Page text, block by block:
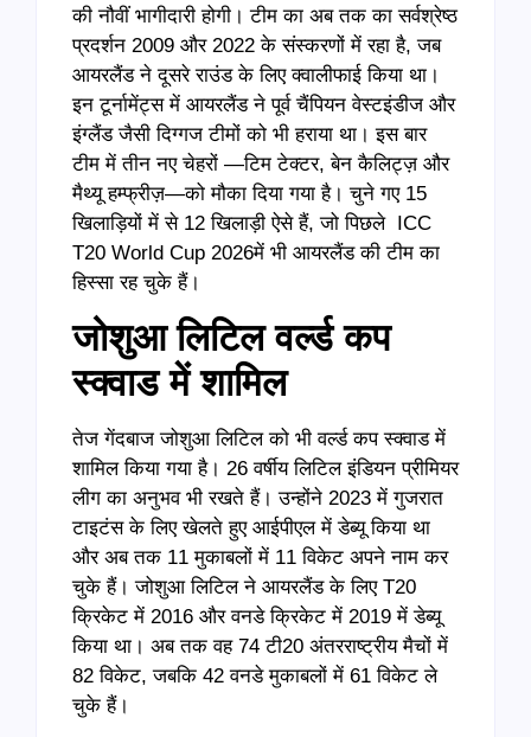
की नौवीं भागीदारी होगी। टीम का अब तक का सर्वश्रेष्ठ
प्रदर्शन 2009 और 2022 के संस्करणों में रहा है, जब
आयरलैंड ने दूसरे राउंड के लिए क्वालीफाई किया था।
इन टूर्नामेंट्स में आयरलैंड ने पूर्व चैंपियन वेस्टइंडीज और
इंग्लैंड जैसी दिग्गज टीमों को भी हराया था। इस बार
टीम में तीन नए चेहरों —टिम टेक्टर, बेन कैलिट्ज़ और
मैथ्यू हम्फ्रीज़—को मौका दिया गया है। चुने गए 15
खिलाड़ियों में से 12 खिलाड़ी ऐसे हैं, जो पिछले ICC
T20 World Cup 2026में भी आयरलैंड की टीम का
हिस्सा रह चुके हैं।
जोशुआ लिटिल वर्ल्ड कप
स्क्वाड में शामिल
तेज गेंदबाज जोशुआ लिटिल को भी वर्ल्ड कप स्क्वाड में
शामिल किया गया है। 26 वर्षीय लिटिल इंडियन प्रीमियर
लीग का अनुभव भी रखते हैं। उन्होंने 2023 में गुजरात
टाइटंस के लिए खेलते हुए आईपीएल में डेब्यू किया था
और अब तक 11 मुकाबलों में 11 विकेट अपने नाम कर
चुके हैं। जोशुआ लिटिल ने आयरलैंड के लिए T20
क्रिकेट में 2016 और वनडे क्रिकेट में 2019 में डेब्यू
किया था। अब तक वह 74 टी20 अंतरराष्ट्रीय मैचों में
82 विकेट, जबकि 42 वनडे मुकाबलों में 61 विकेट ले
चुके हैं।